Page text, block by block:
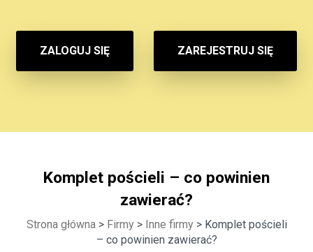
ZALOGUJ SIĘ ZAREJESTRUJ SIĘ
Komplet pościeli – co powinien
zawierać?
Strona główna> Firmy> Inne firmy> Komplet pościeli
– co powinien zawierać?